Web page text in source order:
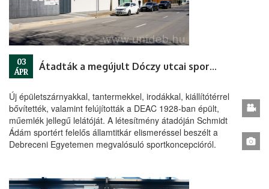
03
ÁPR
Átadták a megújult Dóczy utcai sportcampust
Új épületszárnyakkal, tantermekkel, irodákkal, kiállítótérrel
bővítették, valamint felújították a DEAC 1928-ban épült,
műemlék jellegű lelátóját. A létesítmény átadóján Schmidt
Ádám sportért felelős államtitkár elismeréssel beszélt a
Debreceni Egyetemen megvalósuló sportkoncepcióról.